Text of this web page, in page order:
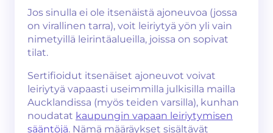
Jos sinulla ei ole itsenäistä ajoneuvoa (jossa
on virallinen tarra), voit leiriytyä yön yli vain
nimetyillä leirintäalueilla, joissa on sopivat
tilat.
Sertifioidut itsenäiset ajoneuvot voivat
leiriytyä vapaasti useimmilla julkisilla mailla
Aucklandissa (myös teiden varsilla), kunhan
noudatat kaupungin vapaan leiriytymisen
sääntöjä. Nämä määräykset sisältävät